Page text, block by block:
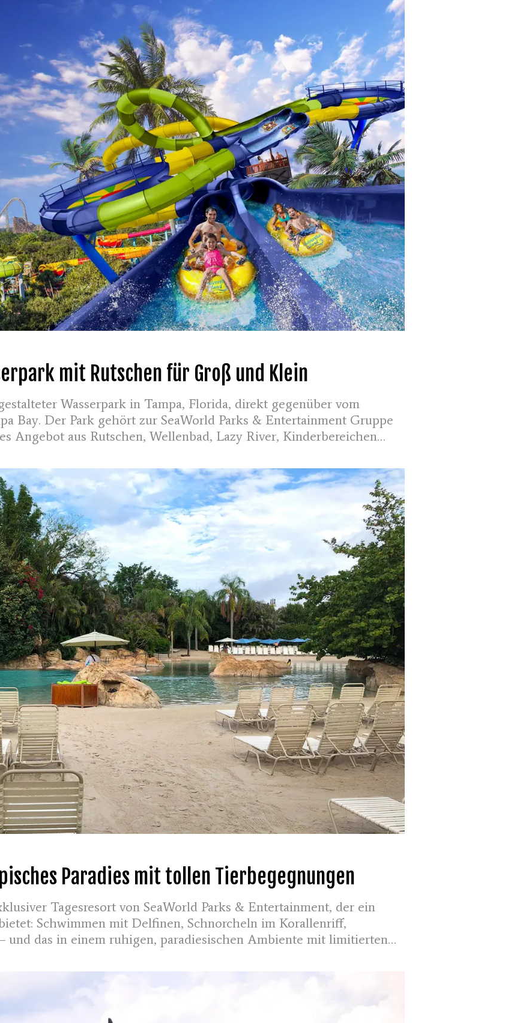
mit Rutschen für Groß und Klein
Wasserpark in Tampa, Florida, direkt gegenüber vom
Bay. Der Park gehört zur SeaWorld Parks & Entertainment Gruppe
Angebot aus Rutschen, Wellenbad, Lazy River, Kinderbereichen
Paradies mit tollen Tierbegegnungen
Tagesresort von SeaWorld Parks & Entertainment, der ein
Schwimmen mit Delfinen, Schnorcheln im Korallenriff,
und das in einem ruhigen, paradiesischen Ambiente mit limitierten